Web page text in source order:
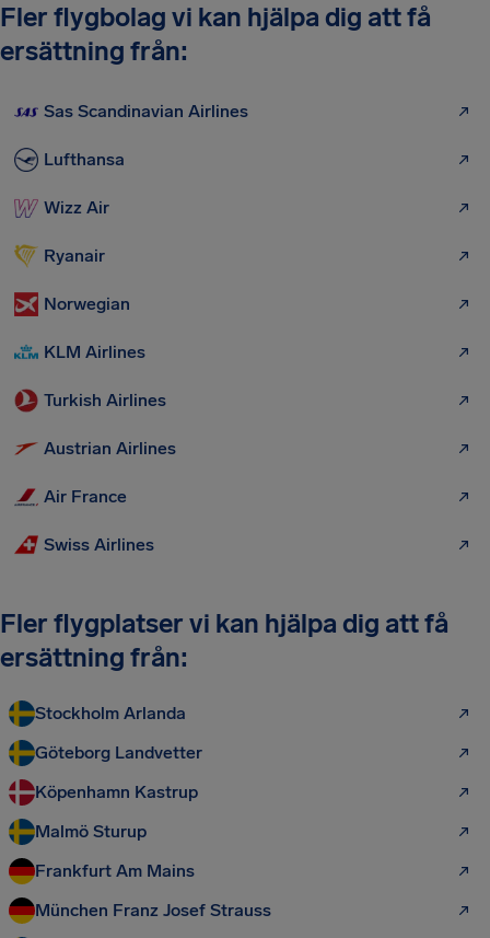
Fler flygbolag vi kan hjälpa dig att få
ersättning från:
Sas Scandinavian Airlines
Lufthansa
Wizz Air
Ryanair
Norwegian
KLM Airlines
Turkish Airlines
Austrian Airlines
Air France
Swiss Airlines
Fler flygplatser vi kan hjälpa dig att få
ersättning från:
Stockholm Arlanda
Göteborg Landvetter
Köpenhamn Kastrup
Malmö Sturup
Frankfurt Am Mains
München Franz Josef Strauss